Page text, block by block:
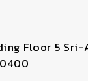
Floor 5 Sri-